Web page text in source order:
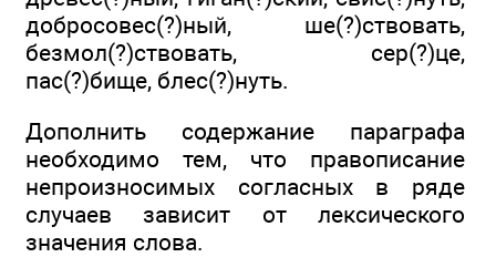
добросовес(?)ный, ше(?)ствовать,
безмол(?)ствовать, сер(?)це,
пас(?)бище, блес(?)нуть.
Дополнить содержание параграфа
необходимо тем, что правописание
непроизносимых согласных в ряде
случаев зависит от лексического
значения слова.